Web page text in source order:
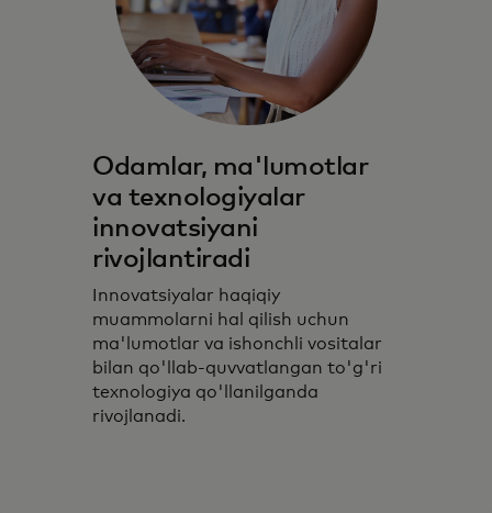
Odamlar, ma'lumotlar
va texnologiyalar
innovatsiyani
rivojlantiradi
Innovatsiyalar haqiqiy
muammolarni hal qilish uchun
ma'lumotlar va ishonchli vositalar
bilan qo'llab-quvvatlangan to'g'ri
texnologiya qo'llanilganda
rivojlanadi.